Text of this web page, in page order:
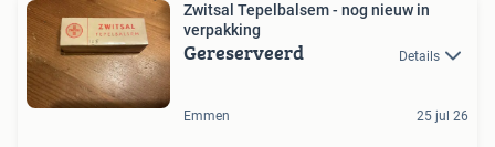
Zwitsal Tepelbalsem - nog nieuw in
verpakking
Gereserveerd Details
Emmen 25 jul 26